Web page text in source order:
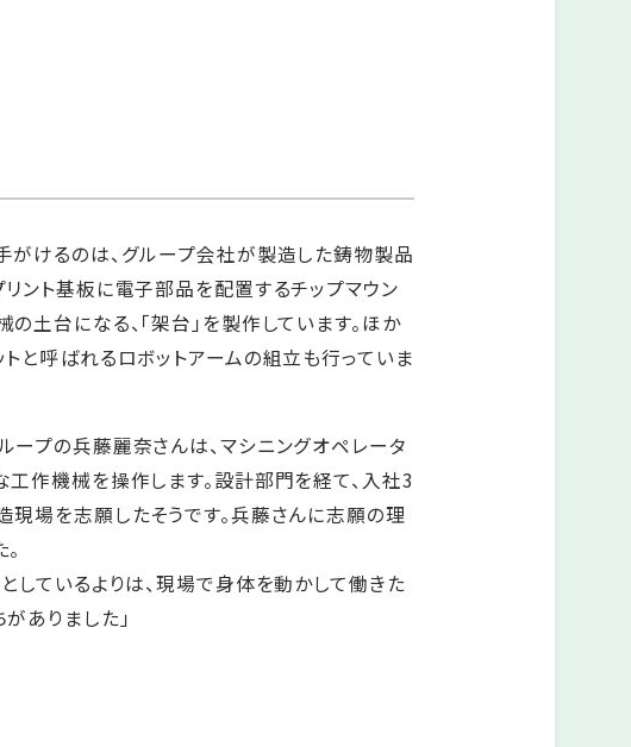
がけるのは、グループ会社が製造した鋳物製品
リント基板に電子部品を配置するチップマウン
土台になる、「架台」を製作しています。ほか
トと呼ばれるロボットアームの組立も行っていま
ープの兵藤麗奈さんは、マシニングオペレータ
工作機械を操作します。設計部門を経て、入社3
現場を志願したそうです。兵藤さんに志願の理
しているよりは、現場で身体を動かして働きた
ありました」